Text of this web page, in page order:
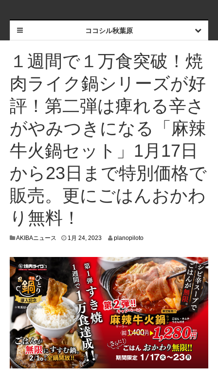
ココシル秋葉原
１週間で１万食突破！焼
肉ライク鍋シリーズが好
評！第二弾は痺れる辛さ
がやみつきになる「麻辣
牛火鍋セット」1月17日
から23日まで特別価格で
販売。更にごはんおかわ
り無料！
AKIBAニュース 1月 24, 20231
0
,
2
0
2
3
planopiloto